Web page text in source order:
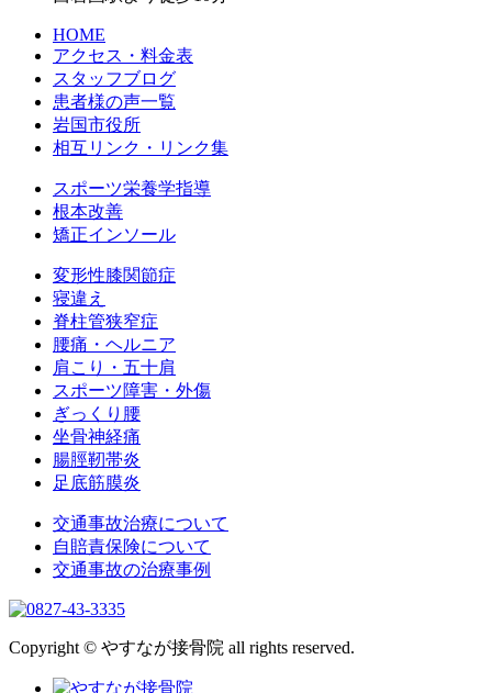
HOME
アクセス・料金表
スタッフブログ
患者様の声一覧
岩国市役所
相互リンク・リンク集
スポーツ栄養学指導
根本改善
矯正インソール
変形性膝関節症
寝違え
脊柱管狭窄症
腰痛・ヘルニア
肩こり・五十肩
スポーツ障害・外傷
ぎっくり腰
坐骨神経痛
腸脛靭帯炎
足底筋膜炎
交通事故治療について
自賠責保険について
交通事故の治療事例
Copyright © やすなが接骨院 all rights reserved.